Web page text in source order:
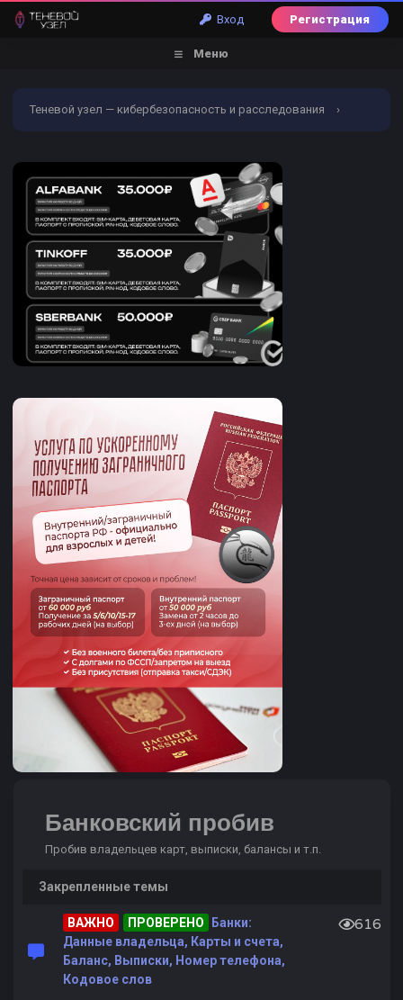
Вход Регистрация
Меню
Теневой узел — кибербезопасность и расследования ›
Банковский пробив
Пробив владельцев карт, выписки, балансы и т.п.
Закрепленные темы
ВАЖНО ПРОВЕРЕНО
Банки:
Данные владельца, Карты и счета,
Баланс, Выписки, Номер телефона,
Кодовое слов
616